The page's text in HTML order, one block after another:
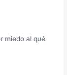
miedo al qué